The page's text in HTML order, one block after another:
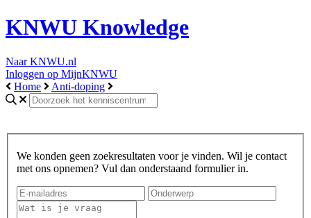
KNWU Knowledge
Naar KNWU.nl
Inloggen op MijnKNWU
Home
Anti-doping
We konden geen zoekresultaten voor je vinden. Wil je contact
met ons opnemen? Vul dan onderstaand formulier in.